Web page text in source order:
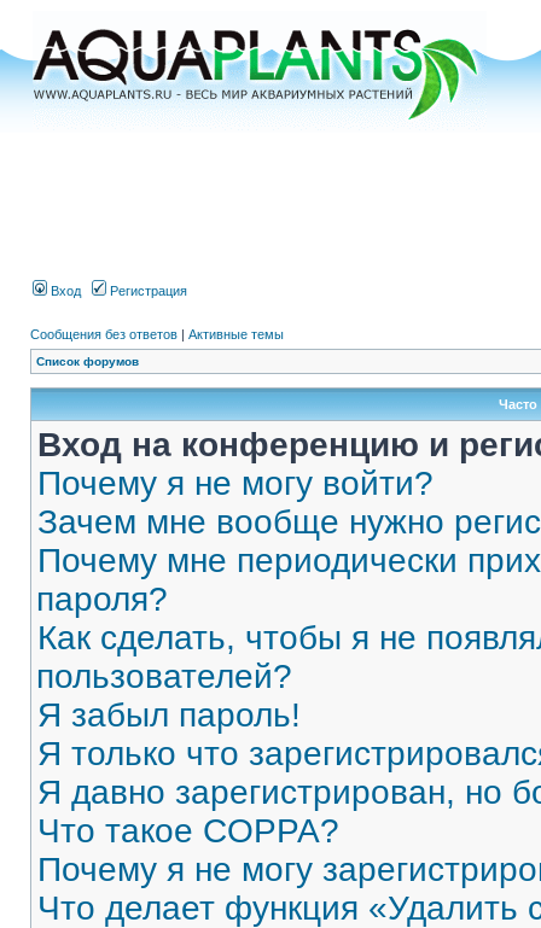
Вход Регистрация
Сообщения без ответов | Активные темы
Список форумов
Вход на конференцию и
Почему я не могу войти?
Зачем мне вообще нужно
Почему мне периодически
пароля?
Как сделать, чтобы я не
пользователей?
Я забыл пароль!
Я только что
Я давно зарегистрирован, но
Что такое COPPA?
Почему я не могу
Что делает функция «Удалить